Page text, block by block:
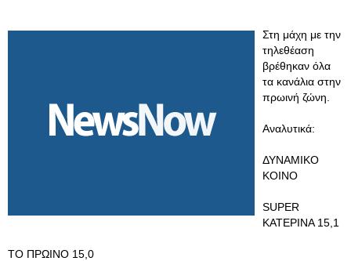
Στη μάχη με την
τηλεθέαση
βρέθηκαν όλα
τα κανάλια στην
πρωινή ζώνη.
Αναλυτικά:
ΔΥΝΑΜΙΚΟ
ΚΟΙΝΟ
SUPER
ΚΑΤΕΡΙΝΑ 15,1
ΤΟ ΠΡΩΙΝΟ 15,0